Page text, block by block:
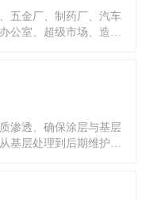
五金厂、制药厂、汽车
公室、超级市场、造纸
渗透、确保涂层与基层
基层处理到后期维护，